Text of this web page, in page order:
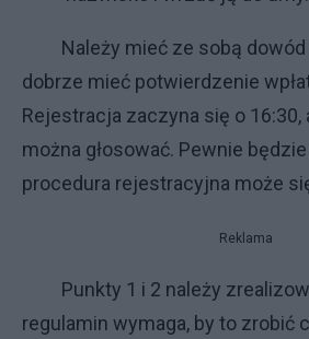
Należy mieć ze sobą dowód
dobrze mieć potwierdzenie
Rejestracja zaczyna się o 16:30,
można głosować. Pewnie
procedura rejestracyjna może
Reklama
Punkty 1 i 2 należy
regulamin wymaga, by to zrobić